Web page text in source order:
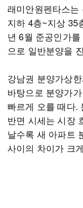
래미안원펜타스
지하 4층~지상 35
년 6월 준공인가
으로 일반분양을
강남권 분양가상
바탕으로 분양가
빠르게 오를 때다.
반면 시세는 시장
날수록 새 아파트
사이의 차이가 크